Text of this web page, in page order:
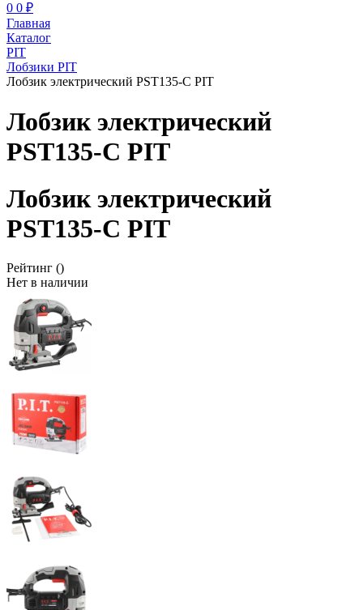
0 0 ₽
Главная
Каталог
PIT
Лобзики PIT
Лобзик электрический PST135-C PIT
Лобзик электрический
PST135-C PIT
Лобзик электрический
PST135-C PIT
Рейтинг ()
Нет в наличии